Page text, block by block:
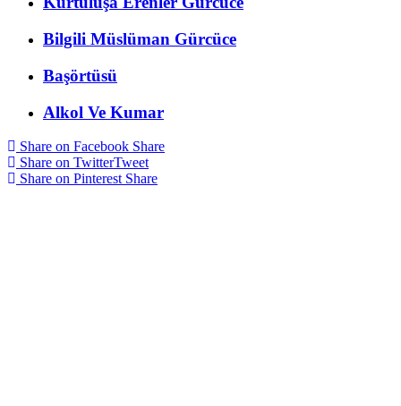
Bilgili Müslüman Gürcüce
Başörtüsü
Alkol Ve Kumar
Share on Facebook Share
Share on TwitterTweet
Share on Pinterest Share